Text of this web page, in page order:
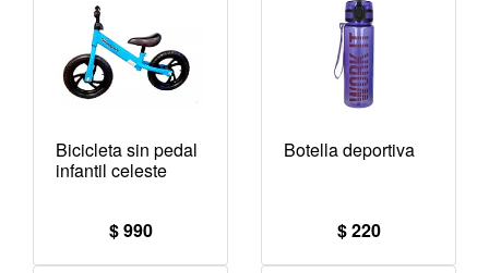
Bicicleta sin pedal
infantil celeste
$ 990
Botella deportiva
$ 220